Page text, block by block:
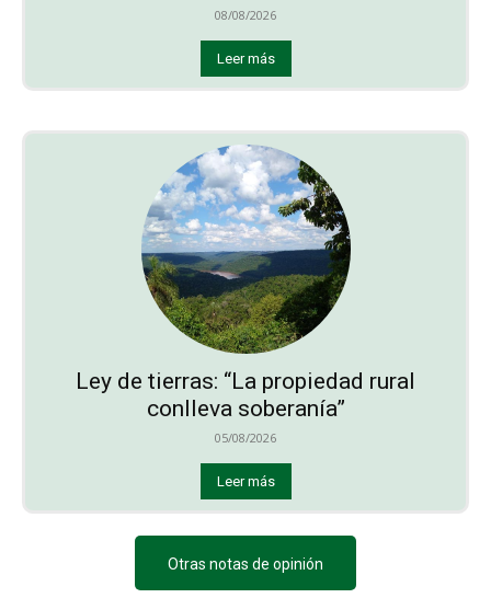
08/08/2026
Leer más
Ley de tierras: “La propiedad rural
conlleva soberanía”
05/08/2026
Leer más
Otras notas de opinión